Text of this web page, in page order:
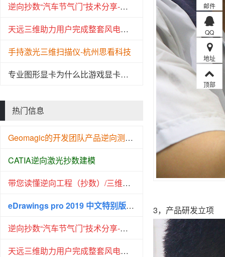
逆向抄数“汽车节气门”技术分享-提供STL下载
天远三维助力用户完成整套风电叶片的高精度三维检测
手持激光三维扫描仪-杭州思看科技
专业图形显卡为什么比游戏显卡更有优势？
热门信息
Geomagic的开发团队产品逆向测绘建模的过程展现
CATIA逆向激光抄数建模
带您读懂逆向工程（抄数）/三维建模
eDrawings pro 2019 中文特别版(附安装教程) 64位
逆向抄数“汽车节气门”技术分享-提供STL下载
天远三维助力用户完成整套风电叶片的高精度三维检测
3，产品研发立项
邮件
QQ
地址
顶部